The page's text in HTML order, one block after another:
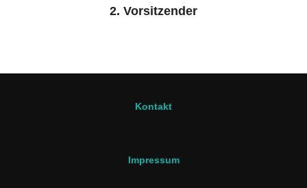
2. Vorsitzender
Kontakt
Impressum